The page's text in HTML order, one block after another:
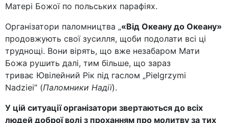
Матері Божої по польських парафіях.
Організатори паломництва „«Від Океану до Океану»
продовжують свої зусилля, щоби подолати всі ці
труднощі. Вони вірять, що вже незабаром Мати
Божа рушить далі, тим більше, що зараз
триває Ювілейний Рік під гаслом „Pielgrzymi
Nadziei” (Паломники Надії).
У цій ситуації організатори звертаються до всіх
людей доброї волі з проханням про молитву за тих